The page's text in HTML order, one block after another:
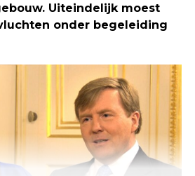
in dat je op een dag alles
Uiteindelijk moest
onder begeleiding